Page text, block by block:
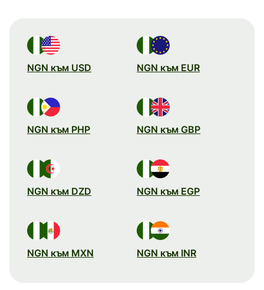
NGN към USD NGN към EUR
NGN към PHP NGN към GBP
NGN към DZD NGN към EGP
NGN към MXN NGN към INR